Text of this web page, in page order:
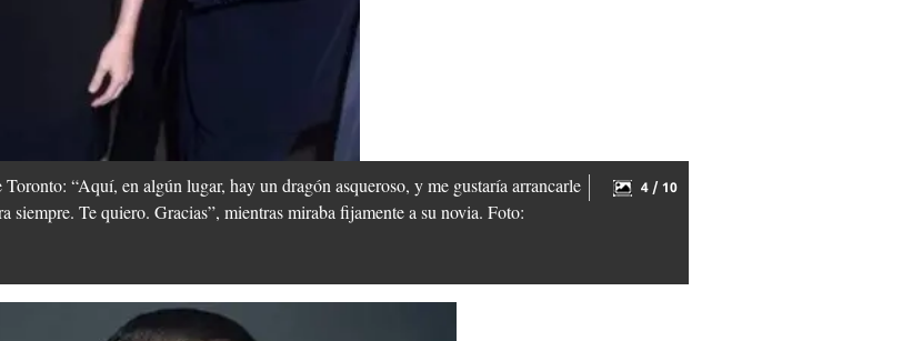
“Aquí, en algún lugar, hay un dragón asqueroso, y me gustaría arrancarle
siempre. Te quiero. Gracias”, mientras miraba fijamente a su novia. Foto:
4 / 10